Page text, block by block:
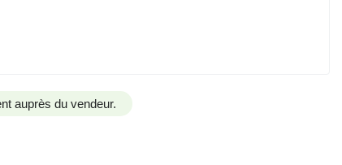
auprès du vendeur.